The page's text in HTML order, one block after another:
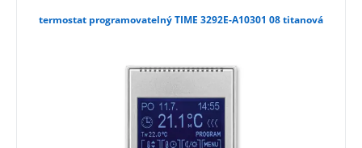
termostat programovatelný TIME 3292E-A10301 08 titanová